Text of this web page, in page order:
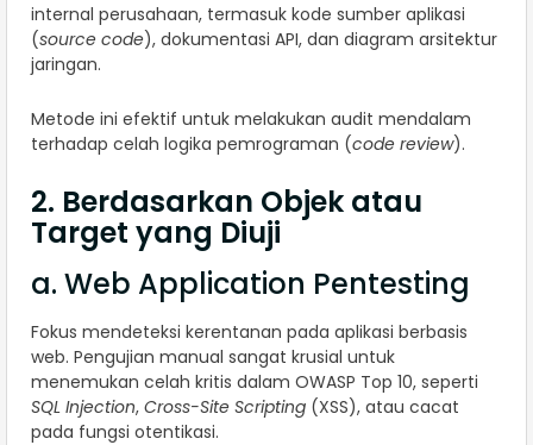
internal perusahaan, termasuk kode sumber aplikasi
(source code), dokumentasi API, dan diagram arsitektur
jaringan.
Metode ini efektif untuk melakukan audit mendalam
terhadap celah logika pemrograman (code review).
2. Berdasarkan Objek atau
Target yang Diuji
a. Web Application Pentesting
Fokus mendeteksi kerentanan pada aplikasi berbasis
web. Pengujian manual sangat krusial untuk
menemukan celah kritis dalam OWASP Top 10, seperti
SQL Injection, Cross-Site Scripting (XSS), atau cacat
pada fungsi otentikasi.